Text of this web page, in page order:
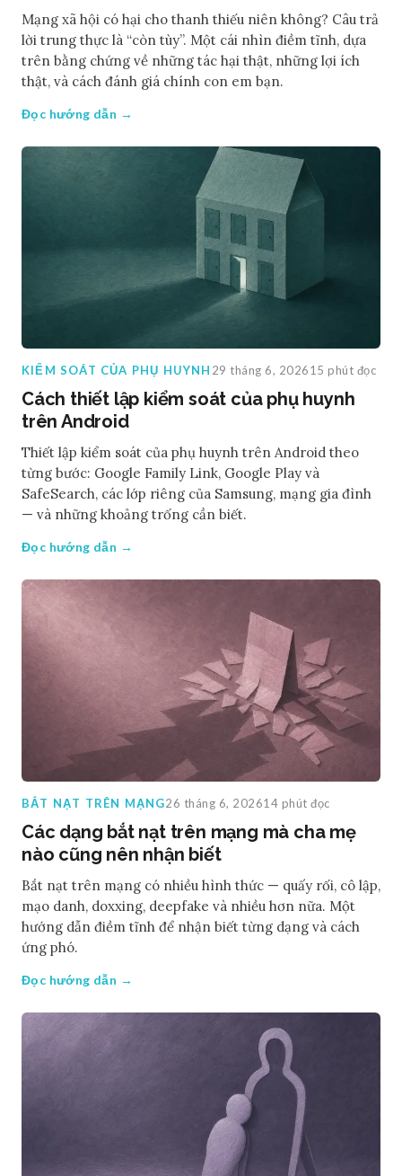
Mạng xã hội có hại cho thanh thiếu niên không? Câu trả
lời trung thực là “còn tùy”. Một cái nhìn điềm tĩnh, dựa
trên bằng chứng về những tác hại thật, những lợi ích
thật, và cách đánh giá chính con em bạn.
Đọc hướng dẫn →
KIỂM SOÁT CỦA PHỤ HUYNH 29 tháng 6, 202615 phút đọc
Cách thiết lập kiểm soát của phụ huynh
trên Android
Thiết lập kiểm soát của phụ huynh trên Android theo
từng bước: Google Family Link, Google Play và
SafeSearch, các lớp riêng của Samsung, mạng gia đình
— và những khoảng trống cần biết.
Đọc hướng dẫn →
BẮT NẠT TRÊN MẠNG26 tháng 6, 202614 phút đọc
Các dạng bắt nạt trên mạng mà cha mẹ
nào cũng nên nhận biết
Bắt nạt trên mạng có nhiều hình thức — quấy rối, cô lập,
mạo danh, doxxing, deepfake và nhiều hơn nữa. Một
hướng dẫn điềm tĩnh để nhận biết từng dạng và cách
ứng phó.
Đọc hướng dẫn →